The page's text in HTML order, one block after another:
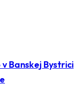
Banskej Bystrici